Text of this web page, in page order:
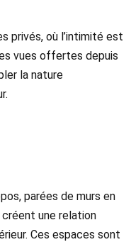
privés, où l’intimité est
vues offertes depuis
la nature
parées de murs en
une relation
Ces espaces sont